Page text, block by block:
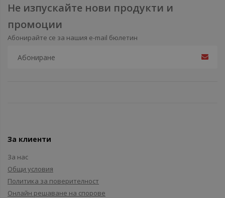
Не изпускайте нови продукти и
промоции
Абонирайте се за нашия e-mail бюлетин
За клиенти
За нас
Общи условия
Политика за поверителност
Онлайн решаване на спорове